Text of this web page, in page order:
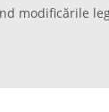
modificările